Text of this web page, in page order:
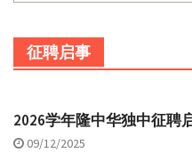
征聘启事
2026学年隆中华独中征聘
09/12/2025